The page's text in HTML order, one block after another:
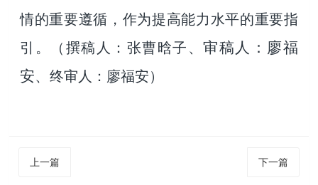
情的重要遵循，作为提高能力水平的重要指
引。
（撰稿人：张曹晗子、审稿人：廖福
安、终审人：廖福安）
上一篇 下一篇